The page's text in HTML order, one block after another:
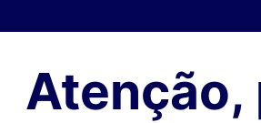
Atenção,